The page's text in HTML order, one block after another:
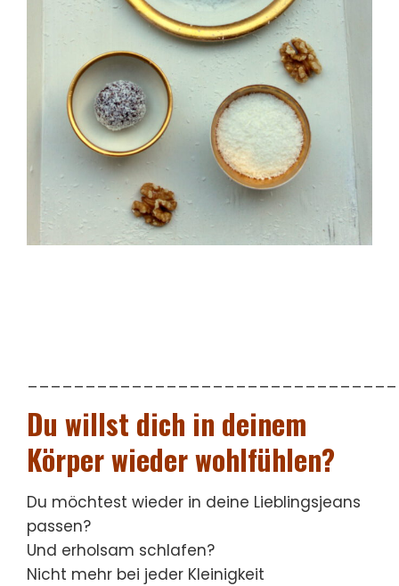
Du willst dich in deinem
Körper wieder wohlfühlen?
Du möchtest wieder in deine Lieblingsjeans
passen?
Und erholsam schlafen?
Nicht mehr bei jeder Kleinigkeit